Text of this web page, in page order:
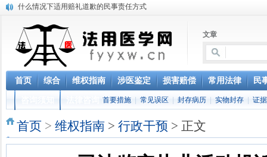
什么情况下适用赔礼道歉的民事责任方式
医疗纠纷法用医学概况研究
伤害案件中法用医学的难题研究
医疗纠纷案件中的难题研究
医疗纠纷案件可以选择依据什么法律主张民事权利
涉及医疗纠纷的刑事案件中的刑法规定
“未查先知”CT结果，病历被指造假
江西省高级人民法院《关于审理医疗损害赔偿纠纷案件若干问题的指导意见（
法用医学的现状
文章
首页 综合 维权指南 涉医鉴定 损害赔偿 常用法律 民
首要措施 常见误区 封存病历 实物封存 证
首页 > 维权指南 > 行政干预 > 正文